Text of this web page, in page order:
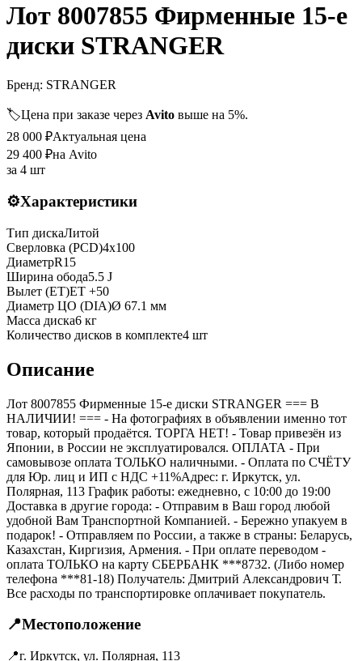
Лот 8007855 Фирменные 15-е
диски STRANGER
Бренд: STRANGER
🏷️Цена при заказе через Avito выше на 5%.
28 000 ₽Актуальная цена
29 400 ₽на Avito
за 4 шт
⚙️Характеристики
Тип дискаЛитой
Сверловка (PCD)4x100
ДиаметрR15
Ширина обода5.5 J
Вылет (ET)ET +50
Диаметр ЦО (DIA)Ø 67.1 мм
Масса диска6 кг
Количество дисков в комплекте4 шт
Описание
Лот 8007855 Фирменные 15-е диски STRANGER === B
НАЛИЧИИ! === - На фотографиях в объявлении именно тот
товар, который продаётся. ТОРГА НЕТ! - Товар привезён из
Японии, в России не эксплуатировался. ОПЛАТА - При
самовывозе оплата ТОЛЬКО наличными. - Оплата по СЧЁТУ
для Юр. лиц и ИП с НДС +11%Адрес: г. Иркутск, ул.
Полярная, 113 График работы: ежедневно, с 10:00 до 19:00
Доставка в другие города: - Отправим в Ваш город любой
удобной Вам Транспортной Компанией. - Бережно упакуем в
подарок! - Отправляем по России, а также в страны: Беларусь,
Казахстан, Киргизия, Армения. - При оплате переводом -
оплата ТОЛЬКО на карту СБЕРБАНК ***8732. (Либо номер
телефона ***81-18) Получатель: Дмитрий Александрович Т.
Все расходы по транспортировке оплачивает покупатель.
📍Местоположение
📍г. Иркутск, ул. Полярная, 113